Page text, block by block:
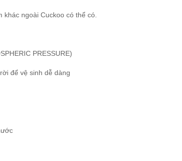
ngoài Cuckoo có thể có.
PRESSURE)
để vệ sinh dễ dàng